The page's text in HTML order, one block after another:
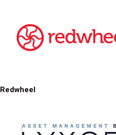
Redwheel